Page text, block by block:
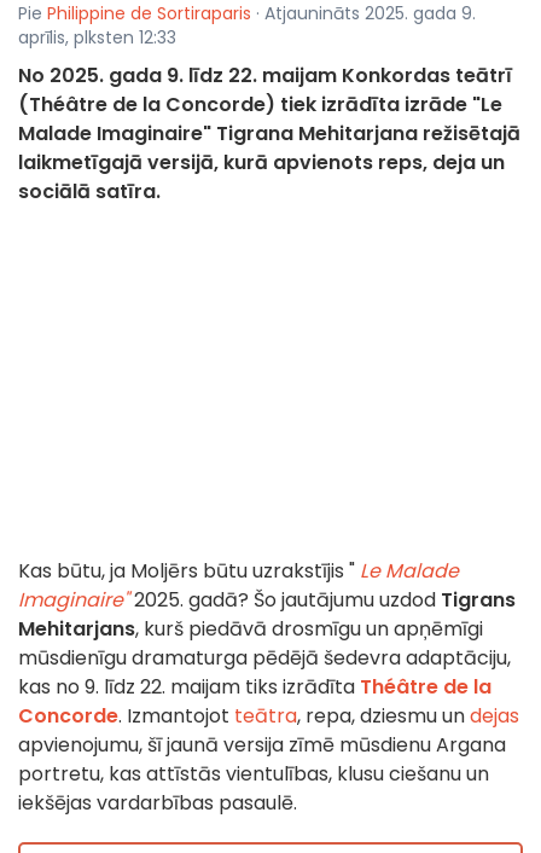
Pie Philippine de Sortiraparis · Atjaunināts 2025. gada 9.
aprīlis, plksten 12:33
No 2025. gada 9. līdz 22. maijam Konkordas teātrī
(Théâtre de la Concorde) tiek izrādīta izrāde "Le
Malade Imaginaire" Tigrana Mehitarjana režisētajā
laikmetīgajā versijā, kurā apvienots reps, deja un
sociālā satīra.
Kas būtu, ja Moljērs būtu uzrakstījis " Le Malade
Imaginaire"2025. gadā? Šo jautājumu uzdod Tigrans
Mehitarjans, kurš piedāvā drosmīgu un apņēmīgi
mūsdienīgu dramaturga pēdējā šedevra adaptāciju,
kas no 9. līdz 22. maijam tiks izrādīta Théâtre de la
Concorde. Izmantojot teātra, repa, dziesmu undejas
apvienojumu, šī jaunā versija zīmē mūsdienu Argana
portretu, kas attīstās vientulības, klusu ciešanu un
iekšējas vardarbības pasaulē.